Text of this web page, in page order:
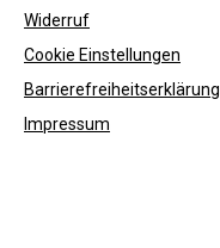
Widerruf
Cookie Einstellungen
Barrierefreiheitserklärung
Impressum